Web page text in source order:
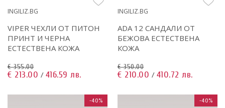
INGILIZ.BG
VIPER ЧЕХЛИ ОТ ПИТОН
ПРИНТ И ЧЕРНА
ЕСТЕСТВЕНА КОЖА
€ 355.00
€ 213.00 / 416.59 лв.
INGILIZ.BG
ADA 12 САНДАЛИ ОТ
БЕЖОВА ЕСТЕСТВЕНА
КОЖА
€ 350.00
€ 210.00 / 410.72 лв.
-40% -40%